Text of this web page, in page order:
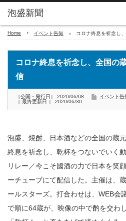
Home イベント告知 コロナ終息を祈念し
コロナ終息を祈念し、全国の
信
［公開・発行日］ 2020/06/08
［ 最終更新日 ］ 2020/06/30
イベント告
泡盛、焼酎、日本酒などの全国の蔵
終息を祈念し、乾杯をつないでいく
リレー／今こそ國酒の力で日本を笑
ーチューブにて配信した。主催は、
ールスターズ。打合わせは、WEB会
で順に64蔵が、映像の中で酌を交わ